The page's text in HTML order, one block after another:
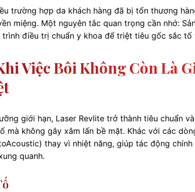
trường hợp da khách hàng đã bị tổn thương
miệng. Một nguyên tắc quan trọng cần nhớ:
điều trị chuẩn y khoa để triệt tiêu gốc sắc tố
Việc Bôi Không Còn Là
giới hạn, Laser Revlite trở thành tiêu chuẩn
mà không gây xâm lấn bề mặt. Khác với các
thay vì nhiệt năng, giúp tác động
quanh.